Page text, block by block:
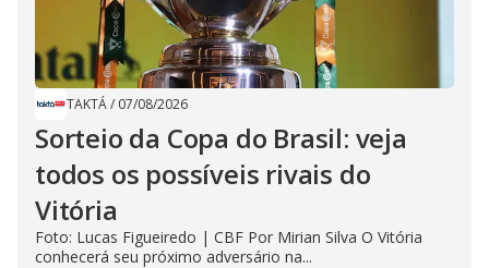
TAKTÁ/ 07/08/2026
Sorteio da Copa do Brasil: veja
todos os possíveis rivais do
Vitória
Foto: Lucas Figueiredo | CBF Por Mirian Silva O Vitória
conhecerá seu próximo adversário na...